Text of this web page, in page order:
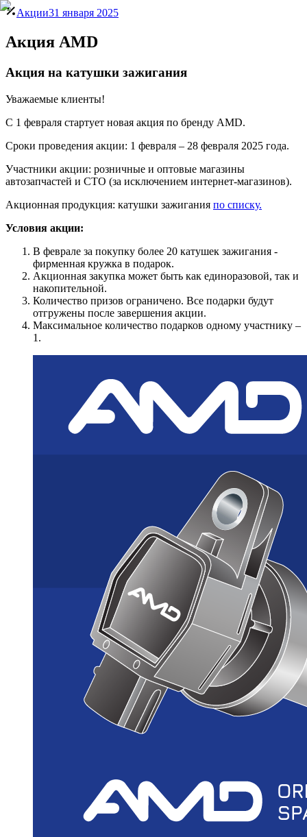
Акции31 января 2025
Акция AMD
Акция на катушки зажигания
Уважаемые клиенты!
C 1 февраля стартует новая акция по бренду AMD.
Сроки проведения акции: 1 февраля – 28 февраля 2025 года.
Участники акции: розничные и оптовые магазины
автозапчастей и СТО (за исключением интернет-магазинов).
Акционная продукция: катушки зажигания по списку.
Условия акции:
В феврале за покупку более 20 катушек зажигания -
фирменная кружка в подарок.
Акционная закупка может быть как единоразовой, так и
накопительной.
Количество призов ограничено. Все подарки будут
отгружены после завершения акции.
Максимальное количество подарков одному участнику –
1.